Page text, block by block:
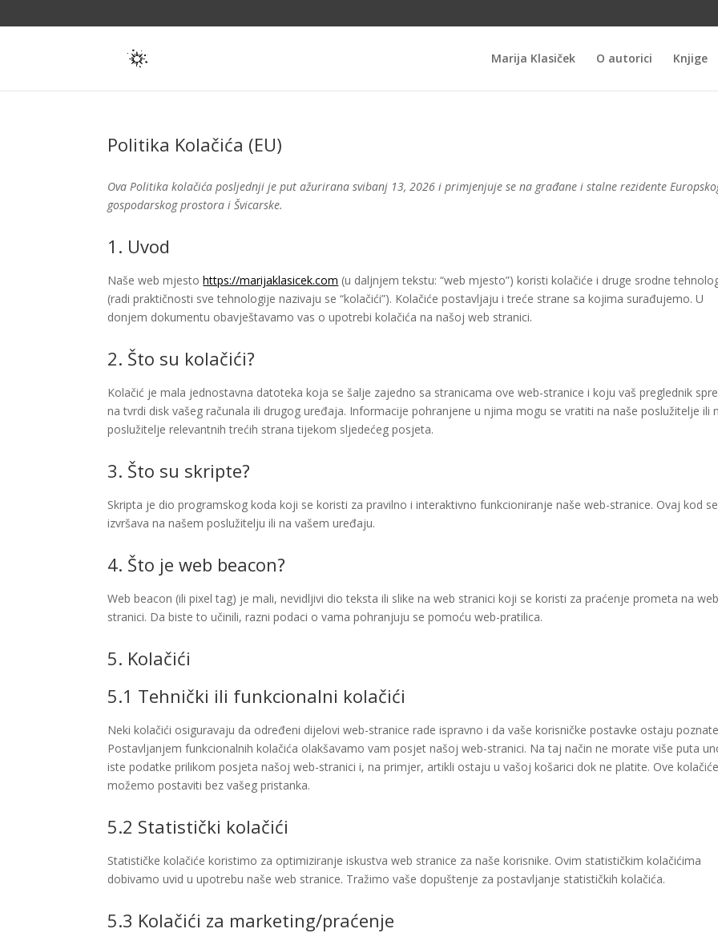
Marija Klasiček O autorici Knjige
Politika Kolačića (EU)
Ova Politika kolačića posljednji je put ažurirana svibanj 13, 2026 i primjenjuje se na građane i stalne rezidente
gospodarskog prostora i Švicarske.
1. Uvod
Naše web mjestohttps://marijaklasicek.com (u daljnjem tekstu: “web mjesto”) koristi kolačiće i druge srodne
(radi praktičnosti sve tehnologije nazivaju se “kolačići”). Kolačiće postavljaju i treće strane sa kojima surađujemo. U
donjem dokumentu obavještavamo vas o upotrebi kolačića na našoj web stranici.
2. Što su kolačići?
Kolačić je mala jednostavna datoteka koja se šalje zajedno sa stranicama ove web-stranice i koju vaš preglednik
na tvrdi disk vašeg računala ili drugog uređaja. Informacije pohranjene u njima mogu se vratiti na naše poslužitelje ili
poslužitelje relevantnih trećih strana tijekom sljedećeg posjeta.
3. Što su skripte?
Skripta je dio programskog koda koji se koristi za pravilno i interaktivno funkcioniranje naše web-stranice. Ovaj kod se
izvršava na našem poslužitelju ili na vašem uređaju.
4. Što je web beacon?
Web beacon (ili pixel tag) je mali, nevidljivi dio teksta ili slike na web stranici koji se koristi za praćenje prometa na
stranici. Da biste to učinili, razni podaci o vama pohranjuju se pomoću web-pratilica.
5. Kolačići
5.1 Tehnički ili funkcionalni kolačići
Neki kolačići osiguravaju da određeni dijelovi web-stranice rade ispravno i da vaše korisničke postavke ostaju
Postavljanjem funkcionalnih kolačića olakšavamo vam posjet našoj web-stranici. Na taj način ne morate više puta
iste podatke prilikom posjeta našoj web-stranici i, na primjer, artikli ostaju u vašoj košarici dok ne platite. Ove kolačiće
možemo postaviti bez vašeg pristanka.
5.2 Statistički kolačići
Statističke kolačiće koristimo za optimiziranje iskustva web stranice za naše korisnike. Ovim statističkim kolačićima
dobivamo uvid u upotrebu naše web stranice. Tražimo vaše dopuštenje za postavljanje statističkih kolačića.
5.3 Kolačići za marketing/praćenje